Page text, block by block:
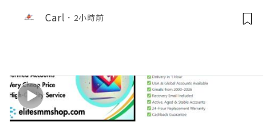
Carl 2小時前